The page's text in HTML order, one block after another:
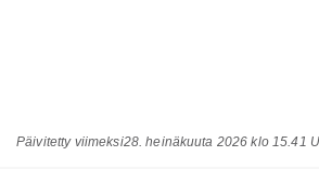
Päivitetty viimeksi28. heinäkuuta 2026 klo 15.41